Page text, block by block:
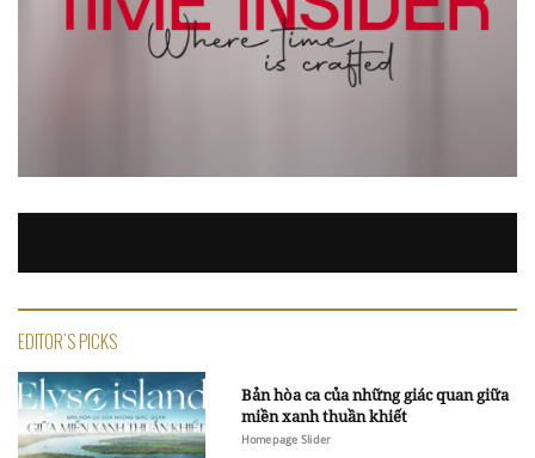
EDITOR'S PICKS
Bản hòa ca của những giác quan giữa
miền xanh thuần khiết
Homepage Slider